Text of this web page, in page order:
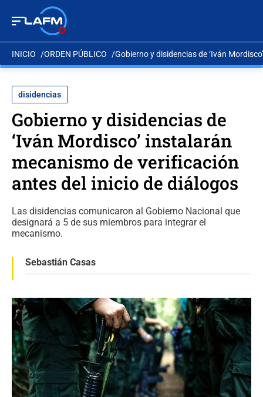
INICIO ORDEN PÚBLICO Gobierno y disidencias de ‘Iván
disidencias
Gobierno y disidencias de
‘Iván Mordisco’ instalarán
mecanismo de verificación
antes del inicio de diálogos
Las disidencias comunicaron al Gobierno Nacional que
designará a 5 de sus miembros para integrar el
mecanismo.
Sebastián Casas